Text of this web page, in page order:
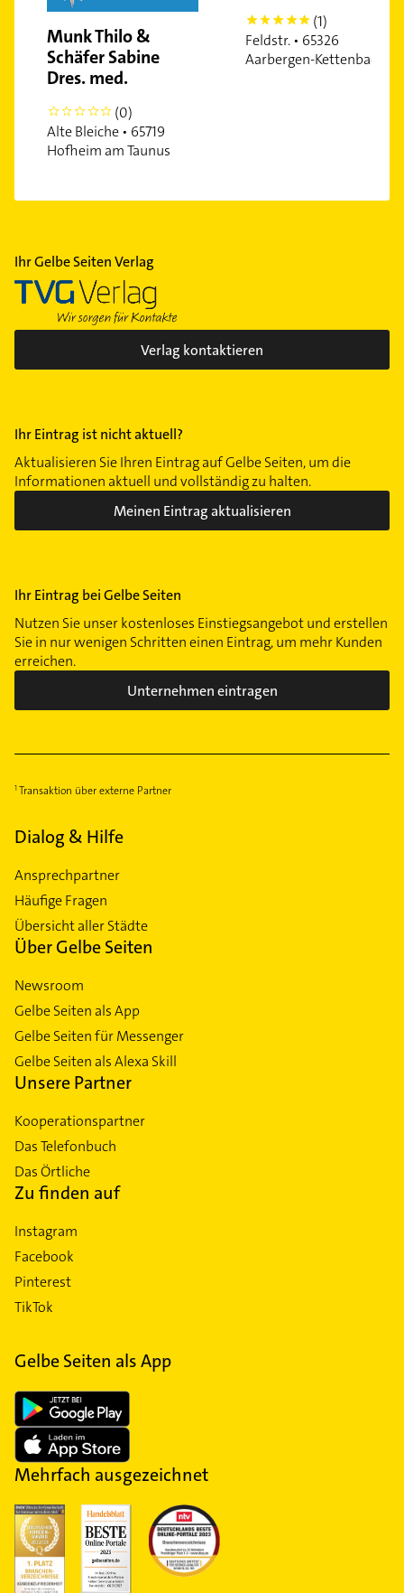
Munk Thilo &
Schäfer Sabine
Dres. med.
0
(0)
Alte Bleiche • 65719
Hofheim am Taunus
5
(1)
Feldstr. • 65326
Aarbergen-Kettenbach
Ihr Gelbe Seiten Verlag
Verlag kontaktieren
Ihr Eintrag ist nicht aktuell?
Aktualisieren Sie Ihren Eintrag auf Gelbe Seiten, um die
Informationen aktuell und vollständig zu halten.
Meinen Eintrag aktualisieren
Ihr Eintrag bei Gelbe Seiten
Nutzen Sie unser kostenloses Einstiegsangebot und erstellen
Sie in nur wenigen Schritten einen Eintrag, um mehr Kunden
erreichen.
Unternehmen eintragen
Transaktion über externe Partner
Dialog & Hilfe
Ansprechpartner
Häufige Fragen
Übersicht aller Städte
Über Gelbe Seiten
Newsroom
Gelbe Seiten als App
Gelbe Seiten für Messenger
Gelbe Seiten als Alexa Skill
Unsere Partner
Kooperationspartner
Das Telefonbuch
Das Örtliche
Zu finden auf
Instagram
Facebook
Pinterest
TikTok
Gelbe Seiten als App
Mehrfach ausgezeichnet